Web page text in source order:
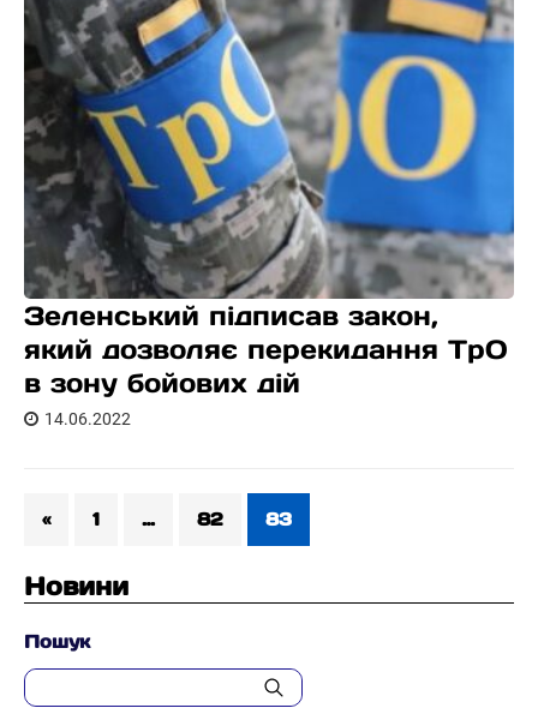
Зеленський підписав закон,
який дозволяє перекидання ТрО
в зону бойових дій
14.06.2022
« 1 … 82 83
Новини
Пошук